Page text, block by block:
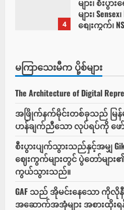
4
များ၊
စျေးကွက်၊
မကြာသေးမီက ပို့စ်များ
The Architecture of Digital
အဖြိုက်နက်မိုင်းတစ်ခုသည် မြန်
ဟန်ချက်ညီသော လုပ်ရပ်ကို
စီးပွားပျက်သွားသည်နှင့်အမျှ
ဈေးကွက်များတွင် ပွဲတော်များ
ကွယ်သွားသည်။
GAF သည် အိုမင်းနေသော ကိုလို
အဆောက်အအုံများ အစားထိုးရ